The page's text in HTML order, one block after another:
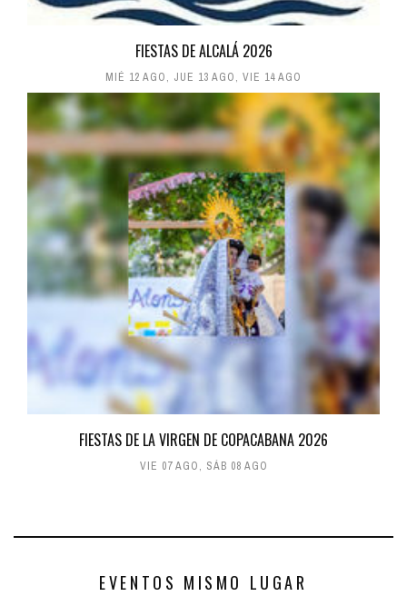
FIESTAS DE ALCALÁ 2026
MIÉ 12 AGO, JUE 13 AGO, VIE 14 AGO
FIESTAS DE LA VIRGEN DE COPACABANA 2026
VIE 07 AGO, SÁB 08 AGO
EVENTOS MISMO LUGAR